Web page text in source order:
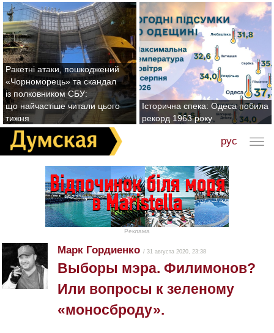
Ракетні атаки, пошкоджений
«Чорноморець» та скандал
із полковником СБУ:
що найчастіше читали цього
тижня
Історична спека: Одеса побила
рекорд 1963 року
рус
Реклама
Марк Гордиенко / 31 августа 2020, 23:38
Выборы мэра. Филимонов?
Или вопросы к зеленому
«моносброду».